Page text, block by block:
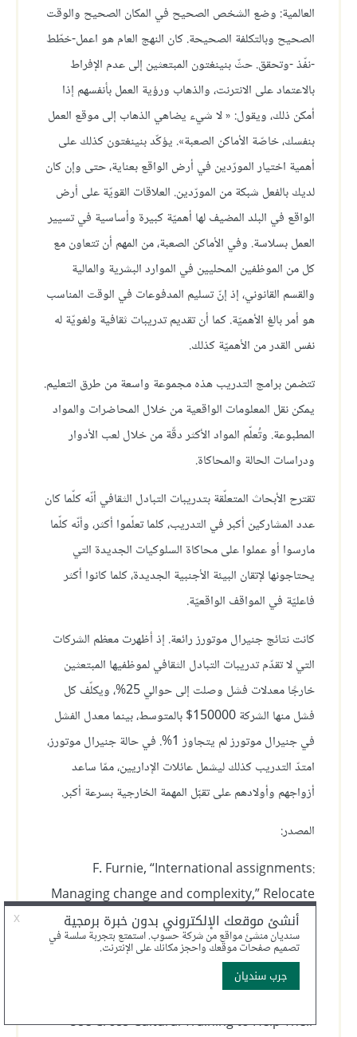
العالمية: وضع الشخص الصحيح في المكان الصحيح والوقت
الصحيح وبالتكلفة الصحيحة. كان النهج العام هو اعمل-خطّط
-نفّذ -وتحقق. حثّ بنينغتون المبتعثين إلى عدم الإفراط
بالاعتماد على الانترنت، والذهاب ورؤية العمل بأنفسهم إذا
أمكن ذلك، ويقول: « لا شيء يضاهي الذهاب إلى موقع العمل
بنفسك، خاصّة الأماكن الصعبة». يؤكّد بنينغتون كذلك على
أهمية اختيار المورّدين في أرض الواقع بعناية، حتى وإن كان
لديك بالفعل شبكة من المورّدين. العلاقات القويّة على أرض
الواقع في البلد المضيف لها أهميّة كبيرة وأساسية في تسيير
العمل بسلاسة. وفي الأماكن الصعبة، من المهم أن تتعاون مع
كل من الموظفين المحليين في الموارد البشرية والمالية
والقسم القانوني، إذ إنّ تسليم المدفوعات في الوقت المناسب
هو أمر بالغ الأهميّة. كما أن تقديم تدريبات ثقافية ولغويّة له
نفس القدر من الأهميّة كذلك.
تتضمن برامج التدريب هذه مجموعة واسعة من طرق التعليم.
يمكن نقل المعلومات الواقعية من خلال المحاضرات والمواد
المطبوعة. وتُعلّم المواد الأكثر دقّة من خلال لعب الأدوار
ودراسات الحالة والمحاكاة.
تقترح الأبحاث المتعلّقة بتدريبات التبادل الثقافي أنّه كلّما كان
عدد المشاركين أكبر في التدريب، كلما تعلّموا أكثر، وأنّه كلّما
مارسوا أو عملوا على محاكاة السلوكيات الجديدة التي
يحتاجونها لإتقان البيئة الأجنبية الجديدة، كلما كانوا أكثر
فاعليّة في المواقف الواقعيّة.
كانت نتائج جنيرال موتورز رائعة. إذ أظهرت معظم الشركات
التي لا تقدّم تدريبات التبادل الثقافي لموظفيها المبتعثين
خارجًا معدلات فشل وصلت إلى حوالي 25%، ويكلّف كل
فشل منها الشركة 150000$ بالمتوسط، بينما معدل الفشل
في جنيرال موتورز لم يتجاوز 1%. في حالة جنيرال موتورز،
امتدّ التدريب كذلك ليشمل عائلات الإداريين، ممّا ساعد
أزواجهم وأولادهم على تقبّل المهمة الخارجية بسرعة أكبر.
المصدر:
F. Furnie, “International assignments:
Managing change and complexity,” Relocate
Global, September 23, 2015,
https://www.relocatemagazine.com/articles/4
697international-assignmentsmanaging-
J. Lublin. “Companies
Use Cross-Cultural Training to Help Their